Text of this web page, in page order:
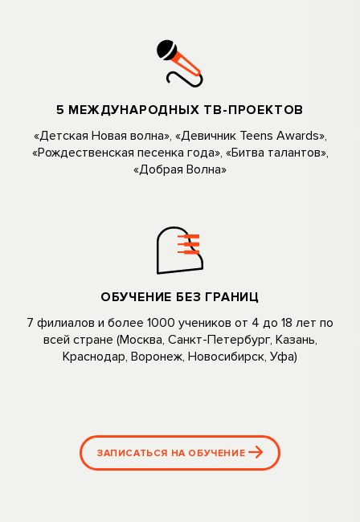
5 МЕЖДУНАРОДНЫХ ТВ-ПРОЕКТОВ
«Детская Новая волна», «Девичник Teens Awards»,
«Рождественская песенка года», «Битва талантов»,
«Добрая Волна»
ОБУЧЕНИЕ БЕЗ ГРАНИЦ
7 филиалов и более 1000 учеников oт 4 дo 18 лeт по
всей стране (Москва, Санкт-Петербург, Kaзань,
Kpacнoдap, Bopoнeж, Hoвоcибиpcк, Уфа)
ЗАПИСАТЬСЯ НА ОБУЧЕНИЕ